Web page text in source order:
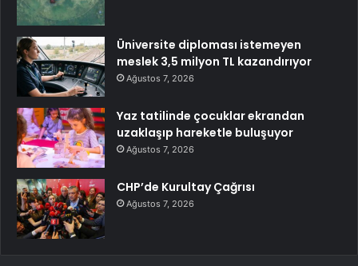
Üniversite diploması istemeyen
meslek 3,5 milyon TL kazandırıyor
Ağustos 7, 2026
Yaz tatilinde çocuklar ekrandan
uzaklaşıp hareketle buluşuyor
Ağustos 7, 2026
CHP’de Kurultay Çağrısı
Ağustos 7, 2026